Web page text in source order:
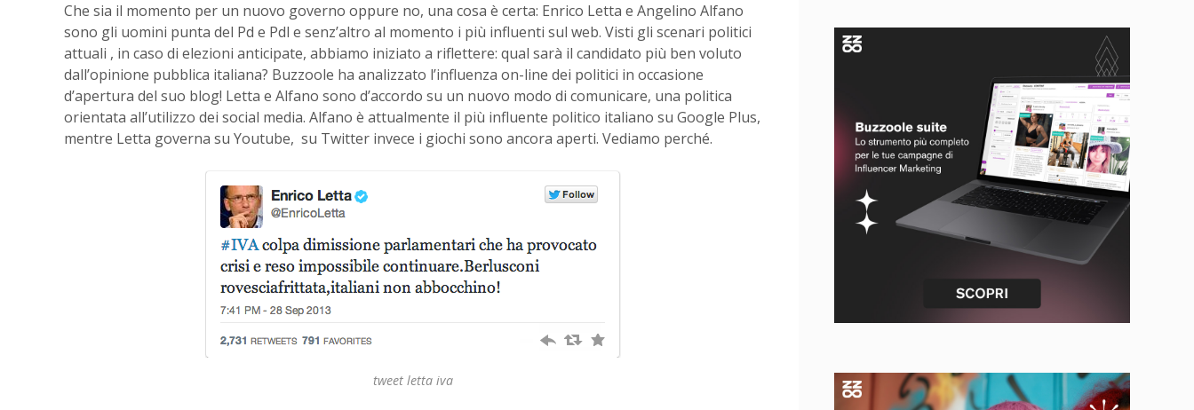
Che sia il momento per un nuovo governo oppure no, una cosa è certa: Enrico Letta e Angelino Alfano
sono gli uomini punta del Pd e Pdl e senz’altro al momento i più influenti sul web. Visti gli scenari politici
attuali , in caso di elezioni anticipate, abbiamo iniziato a riflettere: qual sarà il candidato più ben voluto
dall’opinione pubblica italiana? Buzzoole ha analizzato l’influenza on-line dei politici in occasione
d’apertura del suo blog! Letta e Alfano sono d’accordo su un nuovo modo di comunicare, una politica
orientata all’utilizzo dei social media. Alfano è attualmente il più influente politico italiano su Google Plus,
mentre Letta governa su Youtube, su Twitter invece i giochi sono ancora aperti. Vediamo perché.
tweet letta iva